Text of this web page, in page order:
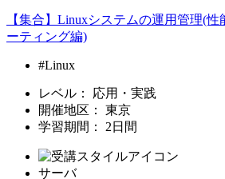
【集合】Linuxシステムの運用管理(性
ーティング編)
#Linux
レベル：
応用・実践
開催地区：
東京
学習期間：
2日間
サーバ